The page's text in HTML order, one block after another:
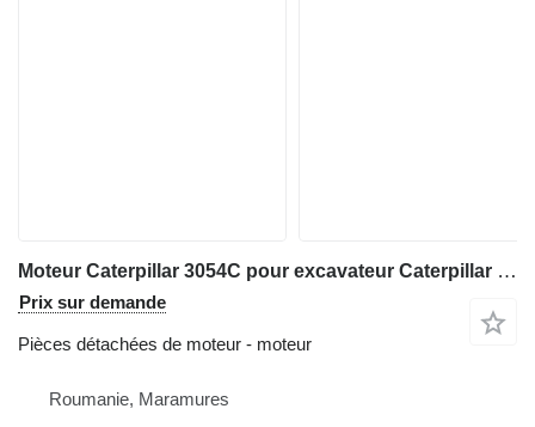
Moteur Caterpillar 3054C pour excavateur Caterpillar M315
Prix sur demande
Pièces détachées de moteur - moteur
Roumanie, Maramures